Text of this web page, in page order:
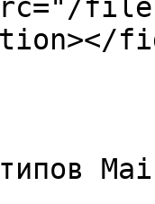
files/